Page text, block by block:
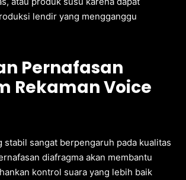
lendir yang mengganggu
Pernafasan
Rekaman Voice
stabil sangat berpengaruh pada kualitas
diafragma akan membantu
kontrol suara yang lebih baik